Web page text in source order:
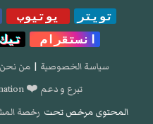
تويتر يوتيوب
انستقرام
سياسة الخصوصية | من نحن
تبرع و دعم ❤️ donation
المحتوى مرخص تحت رخصة